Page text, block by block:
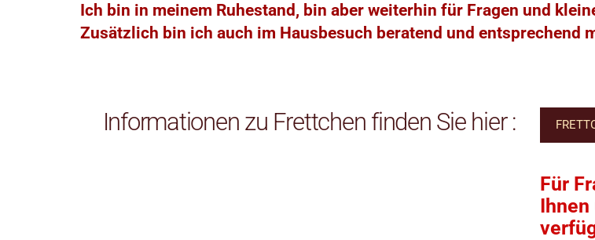
Ich bin in meinem Ruhestand, bin aber weiterhin für Fragen und
Zusätzlich bin ich auch im Hausbesuch beratend und entsprechend
Informationen zu Frettchen finden Sie hier :
Für